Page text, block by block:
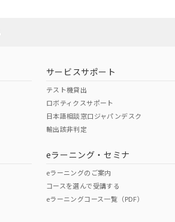
O
サービスサポート
テスト機貸出
ロボティクスサポート
日本語相談窓口ジャパンデスク
輸出該非判定
eラーニング・セミナ
eラーニングのご案内
コースを選んで受講する
eラーニングコース一覧（PDF）